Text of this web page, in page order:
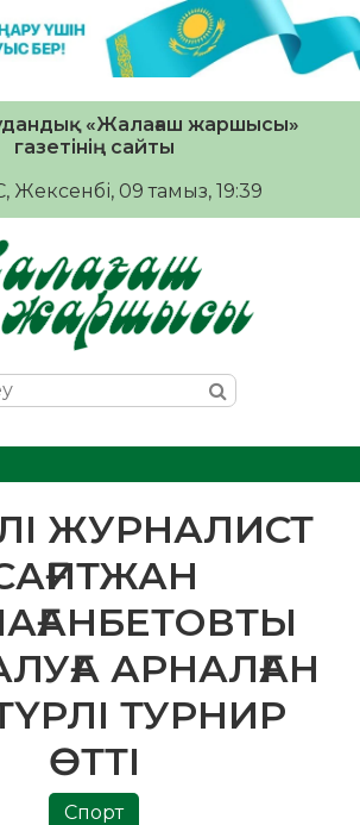
«Жалағаш жаршысы»
газетінің сайты
, Жексенбі, 09 тамыз, 19:39
ЖУРНАЛИСТ
АРНАЛҒАН
ТУРНИР
ӨТТІ
Спорт